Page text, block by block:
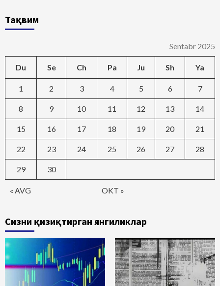
Тақвим
Sentabr 2025
Du Se Ch Pa Ju Sh Ya
« AVG OKT »
1 2 3 4 5 6 7
8 9 10 11 12 13 14
15 16 17 18 19 20 21
22 23 24 25 26 27 28
29 30
Сизни қизиқтирган янгиликлар